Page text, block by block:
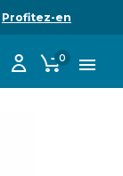
Profitez-en

0